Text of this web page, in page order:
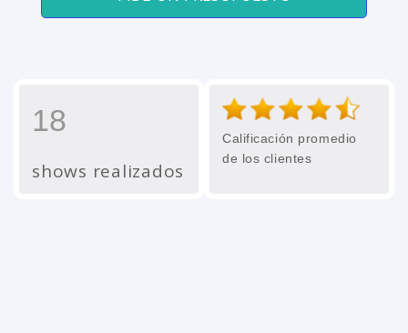
18
shows realizados
Calificación promedio
de los clientes